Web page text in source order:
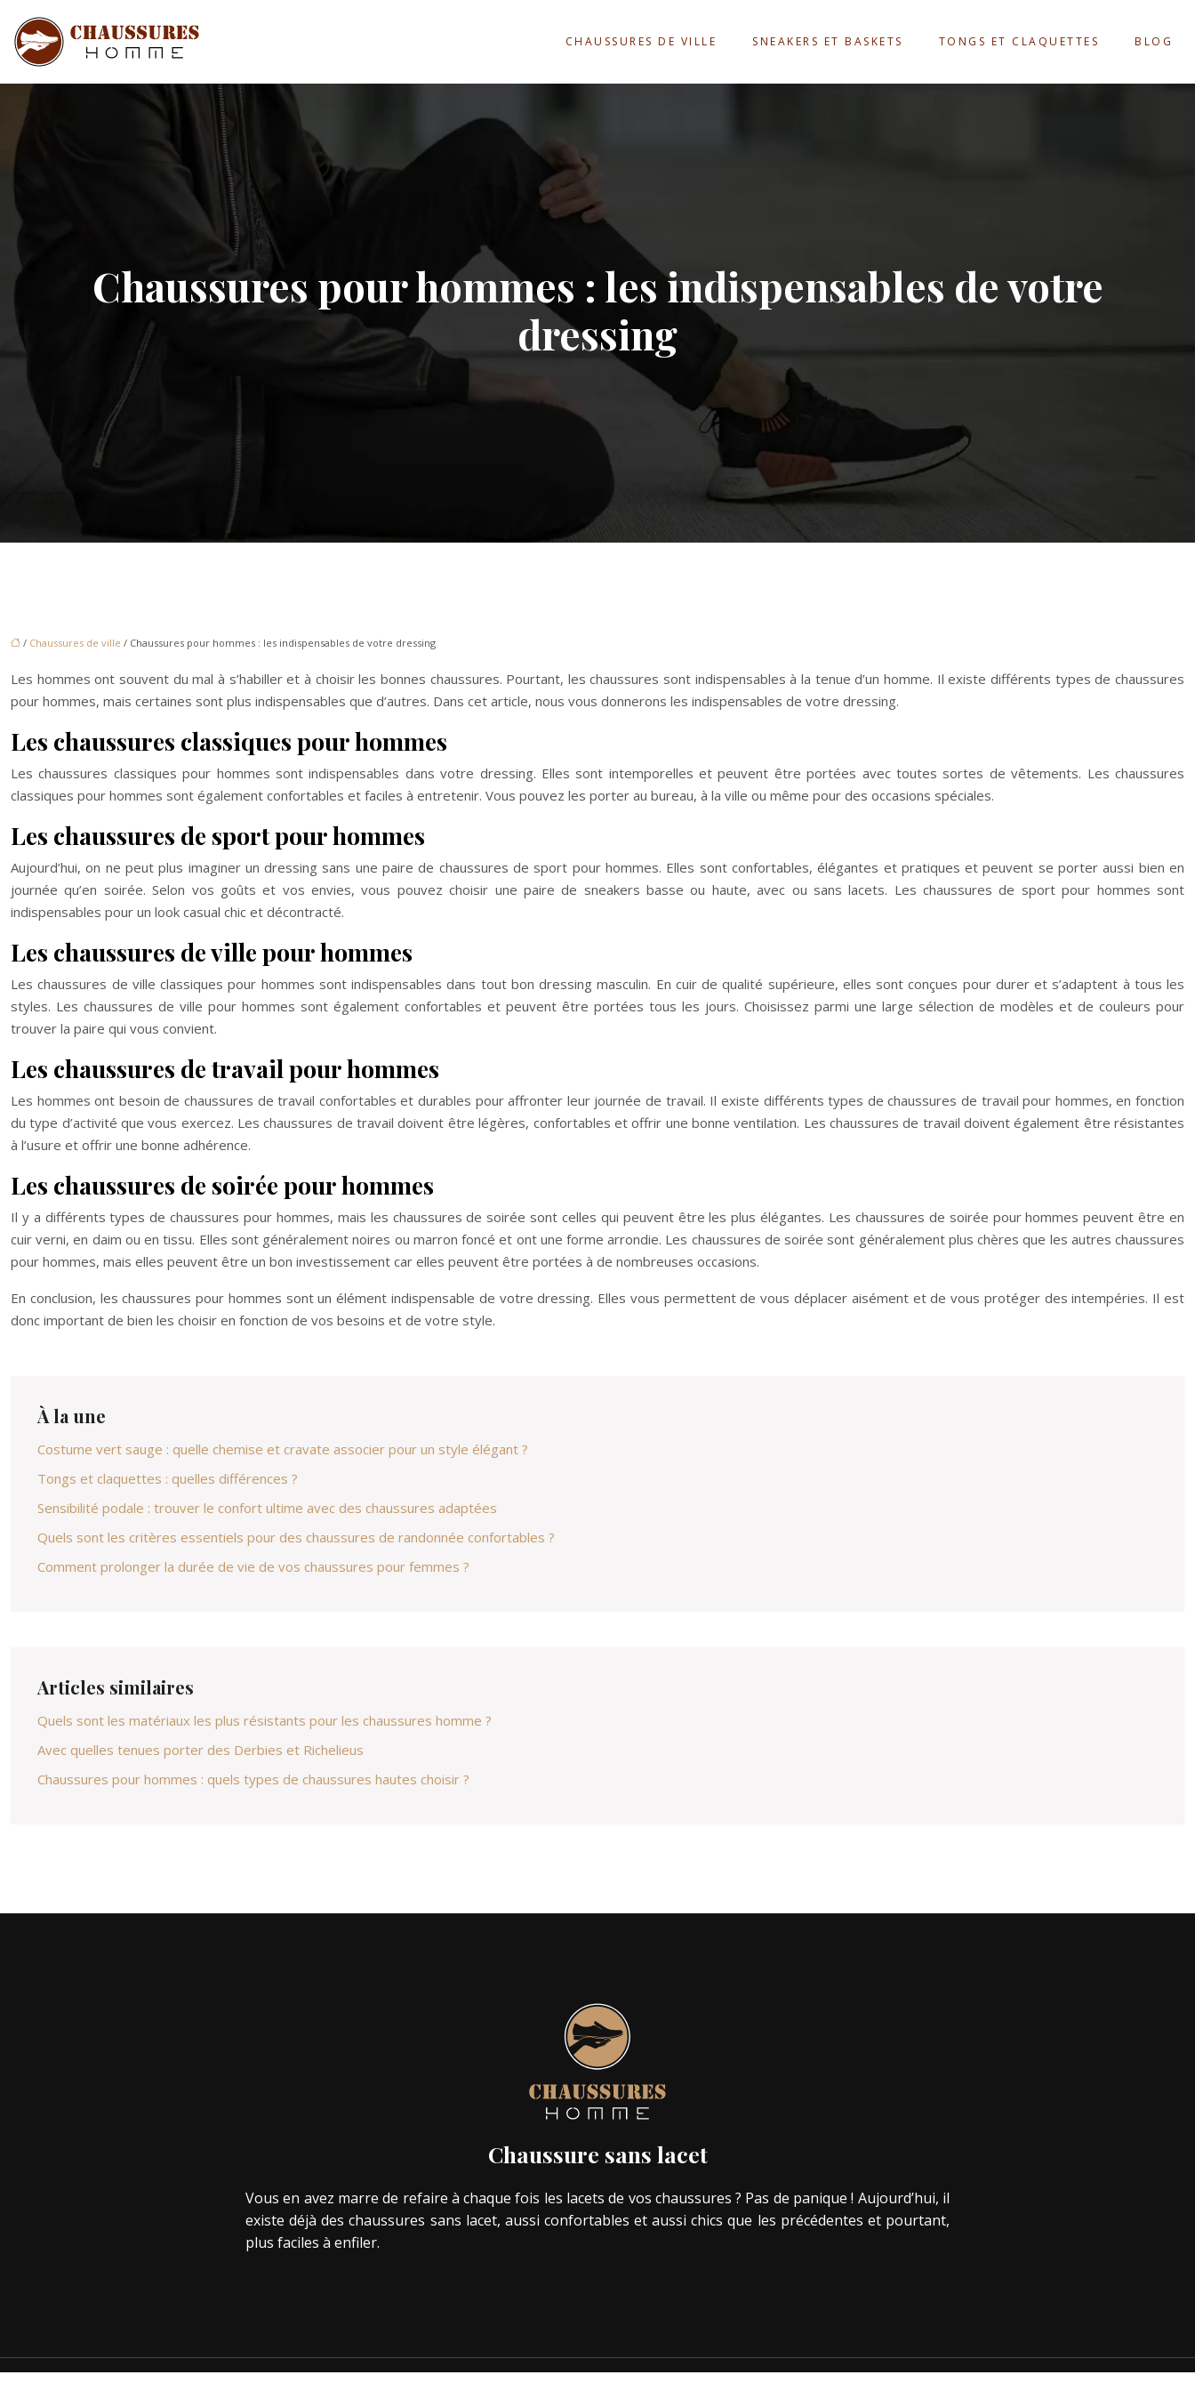
CHAUSSURES DE VILLE SNEAKERS ET BASKETS TONGS ET CLAQUETTES BLOG
Chaussures pour hommes : les indispensables de votre
dressing
/ Chaussures de ville / Chaussures pour hommes : les indispensables de votre dressing
Les hommes ont souvent du mal à s’habiller et à choisir les bonnes chaussures. Pourtant, les chaussures sont indispensables à la tenue d’un homme. Il existe différents types de chaussures
pour hommes, mais certaines sont plus indispensables que d’autres. Dans cet article, nous vous donnerons les indispensables de votre dressing.
Les chaussures classiques pour hommes
Les chaussures classiques pour hommes sont indispensables dans votre dressing. Elles sont intemporelles et peuvent être portées avec toutes sortes de vêtements. Les chaussures
classiques pour hommes sont également confortables et faciles à entretenir. Vous pouvez les porter au bureau, à la ville ou même pour des occasions spéciales.
Les chaussures de sport pour hommes
Aujourd’hui, on ne peut plus imaginer un dressing sans une paire de chaussures de sport pour hommes. Elles sont confortables, élégantes et pratiques et peuvent se porter aussi bien en
journée qu’en soirée. Selon vos goûts et vos envies, vous pouvez choisir une paire de sneakers basse ou haute, avec ou sans lacets. Les chaussures de sport pour hommes sont
indispensables pour un look casual chic et décontracté.
Les chaussures de ville pour hommes
Les chaussures de ville classiques pour hommes sont indispensables dans tout bon dressing masculin. En cuir de qualité supérieure, elles sont conçues pour durer et s’adaptent à tous les
styles. Les chaussures de ville pour hommes sont également confortables et peuvent être portées tous les jours. Choisissez parmi une large sélection de modèles et de couleurs pour
trouver la paire qui vous convient.
Les chaussures de travail pour hommes
Les hommes ont besoin de chaussures de travail confortables et durables pour affronter leur journée de travail. Il existe différents types de chaussures de travail pour hommes, en fonction
du type d’activité que vous exercez. Les chaussures de travail doivent être légères, confortables et offrir une bonne ventilation. Les chaussures de travail doivent également être résistantes
à l’usure et offrir une bonne adhérence.
Les chaussures de soirée pour hommes
Il y a différents types de chaussures pour hommes, mais les chaussures de soirée sont celles qui peuvent être les plus élégantes. Les chaussures de soirée pour hommes peuvent être en
cuir verni, en daim ou en tissu. Elles sont généralement noires ou marron foncé et ont une forme arrondie. Les chaussures de soirée sont généralement plus chères que les autres chaussures
pour hommes, mais elles peuvent être un bon investissement car elles peuvent être portées à de nombreuses occasions.
En conclusion, les chaussures pour hommes sont un élément indispensable de votre dressing. Elles vous permettent de vous déplacer aisément et de vous protéger des intempéries. Il est
donc important de bien les choisir en fonction de vos besoins et de votre style.
À la une
Costume vert sauge : quelle chemise et cravate associer pour un style élégant ?
Tongs et claquettes : quelles différences ?
Sensibilité podale : trouver le confort ultime avec des chaussures adaptées
Quels sont les critères essentiels pour des chaussures de randonnée confortables ?
Comment prolonger la durée de vie de vos chaussures pour femmes ?
Articles similaires
Quels sont les matériaux les plus résistants pour les chaussures homme ?
Avec quelles tenues porter des Derbies et Richelieus
Chaussures pour hommes : quels types de chaussures hautes choisir ?
Chaussure sans lacet
Vous en avez marre de refaire à chaque fois les lacets de vos chaussures ? Pas de panique ! Aujourd’hui, il
existe déjà des chaussures sans lacet, aussi confortables et aussi chics que les précédentes et pourtant,
plus faciles à enfiler.